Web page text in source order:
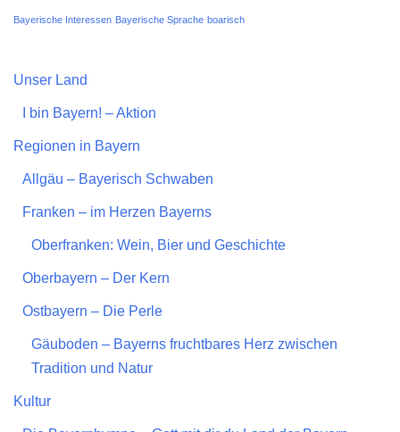
Bayerische Interessen Bayerische Sprache boarisch
Unser Land
I bin Bayern! – Aktion
Regionen in Bayern
Allgäu – Bayerisch Schwaben
Franken – im Herzen Bayerns
Oberfranken: Wein, Bier und Geschichte
Oberbayern – Der Kern
Ostbayern – Die Perle
Gäuboden – Bayerns fruchtbares Herz zwischen
Tradition und Natur
Kultur